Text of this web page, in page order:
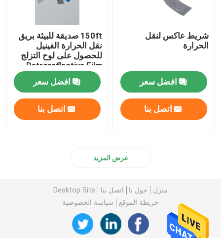
شريط عاكس لنقل
الحرارة
افضل سعر
اتصل بنا
150ft صديقة للبيئة بريق
نقل الحرارة الفينيل
للحصول على لوح التزلج
Retroreflective Film
الملابس
افضل سعر
اتصل بنا
عرض المزيد
منزل حول نا اتصل بنا
Desktop Site
خريطة الموقع
سياسة الخصوصية